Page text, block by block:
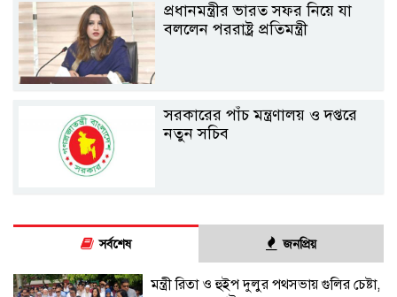
প্রধানমন্ত্রীর ভারত সফর নিয়ে যা
বললেন পররাষ্ট্র প্রতিমন্ত্রী
সরকারের পাঁচ মন্ত্রণালয় ও দপ্তরে
নতুন সচিব
সর্বশেষ জনপ্রিয়
মন্ত্রী রিতা ও হুইপ দুলুর পথসভায় গুলির চেষ্টা,